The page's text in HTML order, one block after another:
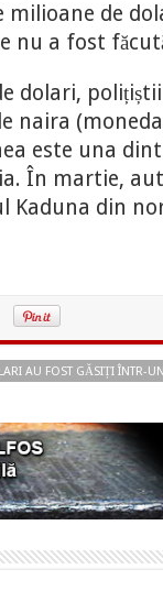
milioane de
nu a fost
dolari,
naira
este una
În martie,
Kaduna din
AU FOST GĂSIȚI ÎNTR-